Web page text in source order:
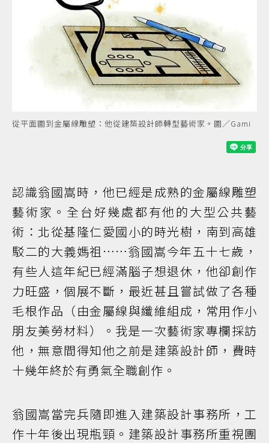
從平面圖到金屬線雕塑：他從建築設計師轉型藝術家。圖／Gami
認識翁國嵩時，他已經是成熟的金屬線雕塑
藝術家。全台好幾處都有他的大型公共藝
術：北從基隆仁愛國小的時光樹，南到高雄
駁二的大義媽祖……翁國嵩今年五十七歲，
有些人這年紀已經滿腦子想退休，他卻創作
力旺盛，個展不斷，最近甚且嘗試做了各種
毛根作品（由金屬線與纖維組成，常用作小
朋友美勞材料）。我是一次藝術家專欄採訪
他，無意間得知他之前是建築設計師，費時
十幾年終於有勇氣全職創作。
翁國嵩當完兵隨即進入建築設計事務所，工
作十年後出現瓶頸。建築設計事務所重視團